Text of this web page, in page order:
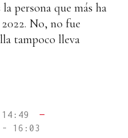
persona que más ha
No, no fue
tampoco lleva
—
- 16:03